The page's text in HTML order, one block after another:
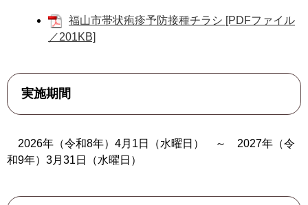
福山市帯状疱疹予防接種チラシ [PDFファイル
／201KB]
実施期間
2026年（令和8年）4月1日（水曜日） ～ 2027年（令
和9年）3月31日（水曜日）